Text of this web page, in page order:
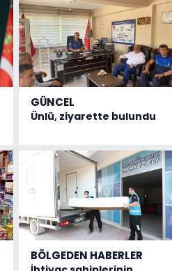
GÜNCEL
Ünlü, ziyarette bulundu
BÖLGEDEN HABERLER